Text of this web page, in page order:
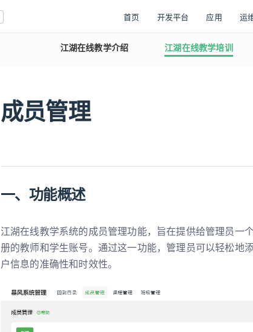
首页 开发平台 应用 运
江湖在线教学介绍 江湖在线教学培训
成员管理
12122
一、功能概述
江湖在线教学系统的成员管理功能，旨在提供给管理员一
册的教师和学生账号。通过这一功能，管理员可以轻松地
户信息的准确性和时效性。